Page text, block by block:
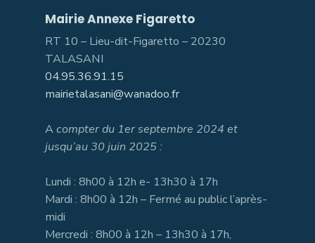
Mairie Annexe Figaretto
RT 10 – Lieu-dit-Figaretto – 20230
TALASANI
04.95.36.91.15
mairietalasani@wanadoo.fr
Acompter du 1er septembre 2024 et
jusqu’au 30 juin 2025 :
Lundi : 8h00 à 12h e- 13h30 à 17h
Mardi : 8h00 à 12h – Fermé au public l’après-
midi
Mercredi : 8h00 à 12h – 13h30 à 17h,